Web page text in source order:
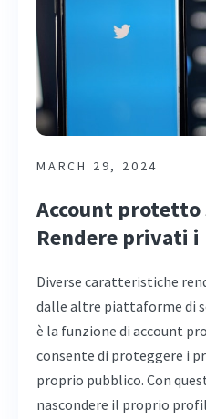
MARCH 29, 2024
Account
Rendere privati
Diverse caratteristiche
dalle altre piattaforme di
è la funzione di account
consente di proteggere i
proprio pubblico. Con
nascondere il proprio